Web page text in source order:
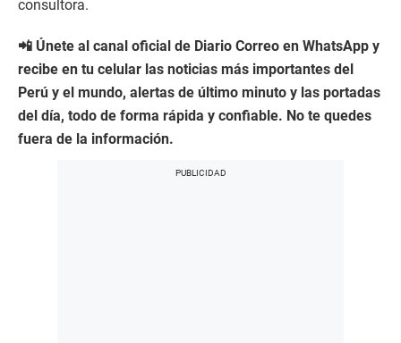
consultora.
📲 Únete al canal oficial de Diario Correo en WhatsApp y
recibe en tu celular las noticias más importantes del
Perú y el mundo, alertas de último minuto y las portadas
del día, todo de forma rápida y confiable. No te quedes
fuera de la información.